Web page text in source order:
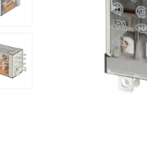
ja
- IoT ja